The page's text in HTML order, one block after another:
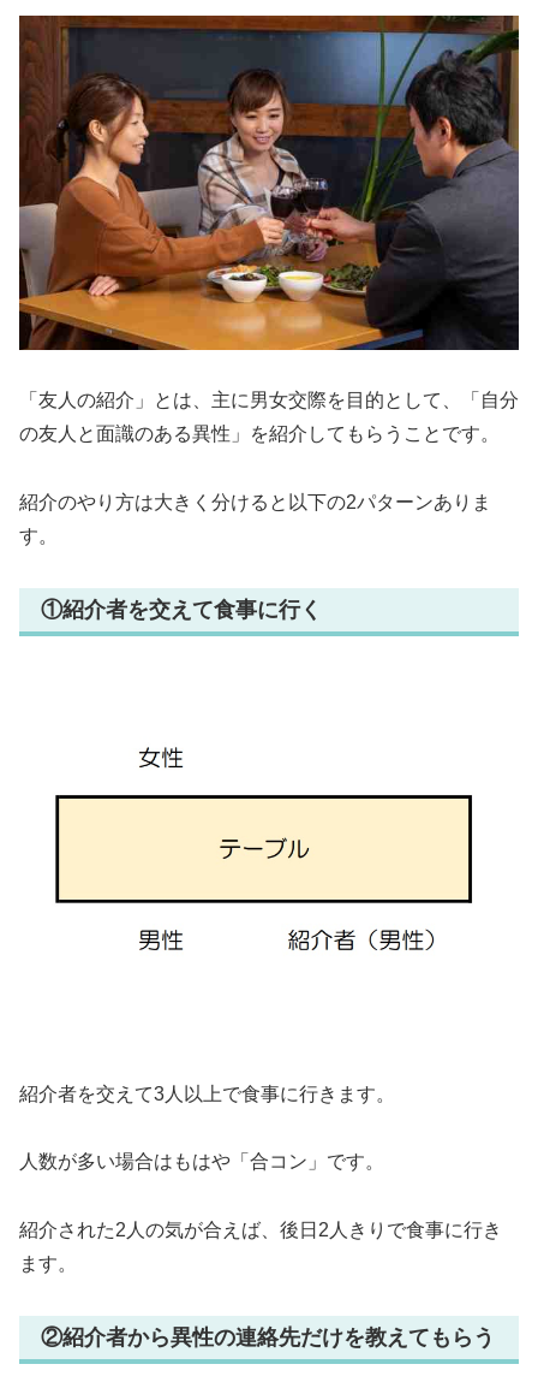
「友人の紹介」とは、主に男女交際を目的として、「自分
の友人と面識のある異性」を紹介してもらうことです。
紹介のやり方は大きく分けると以下の2パターンありま
す。
①紹介者を交えて食事に行く
紹介者を交えて3人以上で食事に行きます。
人数が多い場合はもはや「合コン」です。
紹介された2人の気が合えば、後日2人きりで食事に行き
ます。
②紹介者から異性の連絡先だけを教えてもらう